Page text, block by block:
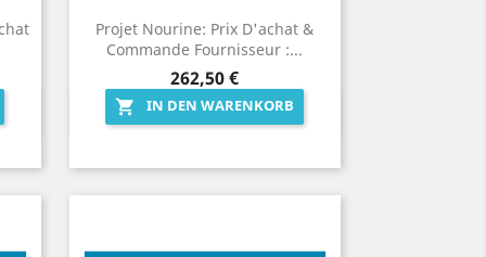
Projet Nourine: Prix D'achat &
Commande Fournisseur :...
Preis
262,50 €
 IN DEN WARENKORB
Vorschau